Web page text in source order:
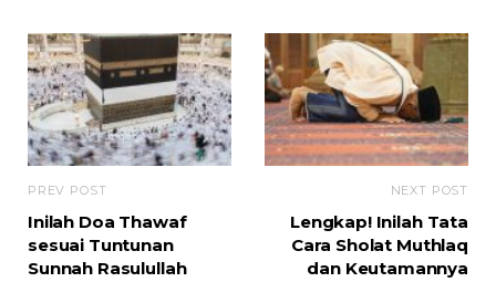
PREV POST
Inilah Doa Thawaf
sesuai Tuntunan
Sunnah Rasulullah
NEXT POST
Lengkap! Inilah Tata
Cara Sholat Muthlaq
dan Keutamannya